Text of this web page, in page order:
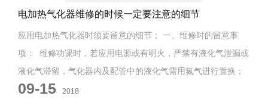
电加热气化器维修的时候一定要注意的细节
应用电加热气化器时须要留意的细节； 一、维修时的留意事
项： 维修功课时，若应用电源或有明火，严禁有液化气泄漏或
液化气滞留，气化器内及配管中的液化气需用氮气进行置换；
&...
09-15 2018